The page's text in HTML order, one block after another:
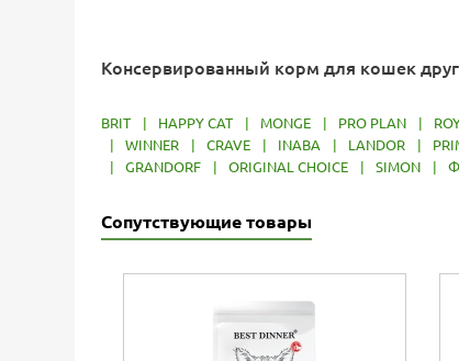
Консервированный корм для кошек
BRIT HAPPY CAT MONGE PRO PLAN
WINNER CRAVE INABA LANDOR
GRANDORF ORIGINAL CHOICE SIMON
Сопутствующие товары